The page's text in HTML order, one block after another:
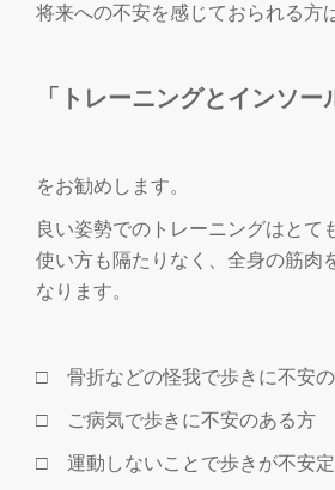
将来への不安を感じておられる方
「トレーニングとインソー
をお勧めします。
良い姿勢でのトレーニングはとて
使い方も隔たりなく、全身の筋肉
なります。
□ 骨折などの怪我で歩きに不安
□ ご病気で歩きに不安のある方
□ 運動しないことで歩きが不安